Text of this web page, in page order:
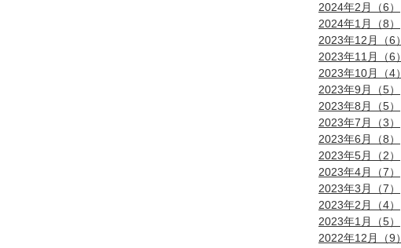
2024年2月（6）
2024年1月（8）
2023年12月（6）
2023年11月（6）
2023年10月（4）
2023年9月（5）
2023年8月（5）
2023年7月（3）
2023年6月（8）
2023年5月（2）
2023年4月（7）
2023年3月（7）
2023年2月（4）
2023年1月（5）
2022年12月（9）